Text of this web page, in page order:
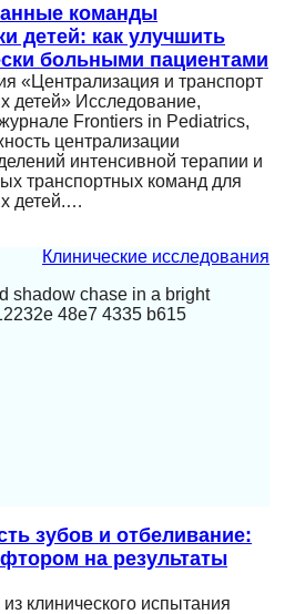
команды
детей: как улучшить
больными пациентами
«Централизация и транспорт
детей» Исследование,
Frontiers in Pediatrics,
централизации
интенсивной терапии и
транспортных команд для
детей.…
Клинические исследования
зубов и отбеливание:
на результаты
клинического испытания